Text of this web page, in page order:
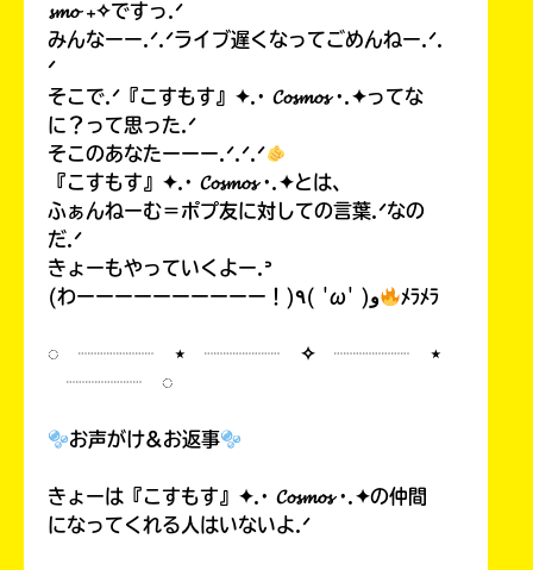
𝓼𝓶𝓸 ₊✧ですっ.ᐟ
みんなーー.ᐟ.ᐟライブ遅くなってごめんねー.ᐟ.
ᐟ
そこで.ᐟ『こすもす』✦.· 𝓒𝓸𝓼𝓶𝓸𝓼 ·.✦ってな
に？って思った.ᐟ
そこのあなたーーー.ᐟ.ᐟ.ᐟ
『こすもす』✦.· 𝓒𝓸𝓼𝓶𝓸𝓼 ·.✦とは、
ふぁんねーむ＝ポプ友に対しての言葉.ᐟなの
だ.ᐟ
きょーもやっていくよー.ᐣ
(わーーーーーーーーーー！)٩( 'ω' )و
ﾒﾗﾒﾗ
◌ ┈┈┈┈ ⋆ ┈┈┈┈ ✧ ┈┈┈┈ ⋆
┈┈┈┈ ◌
お声がけ&お返事
きょーは『こすもす』✦.· 𝓒𝓸𝓼𝓶𝓸𝓼 ·.✦の仲間
になってくれる人はいないよ.ᐟ